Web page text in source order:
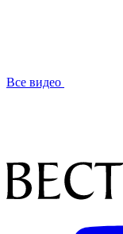
Все видео